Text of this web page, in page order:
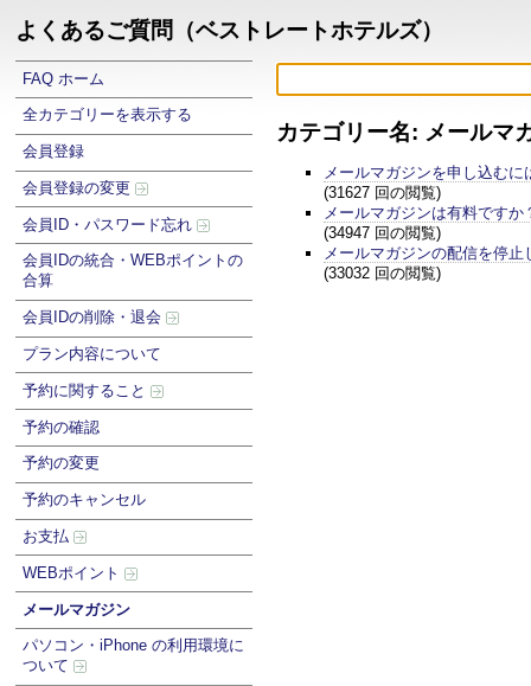
よくあるご質問（ベストレートホテルズ）
FAQ ホーム
全カテゴリーを表示する
会員登録
会員登録の変更
会員ID・パスワード忘れ
会員IDの統合・WEBポイントの
合算
会員IDの削除・退会
プラン内容について
予約に関すること
予約の確認
予約の変更
予約のキャンセル
お支払
WEBポイント
メールマガジン
パソコン・iPhone の利用環境に
ついて
カテゴリー名: メールマ
メールマガジンを申し込む
(31627 回の閲覧)
メールマガジンは有料ですか
(34947 回の閲覧)
メールマガジンの配信を停止
(33032 回の閲覧)